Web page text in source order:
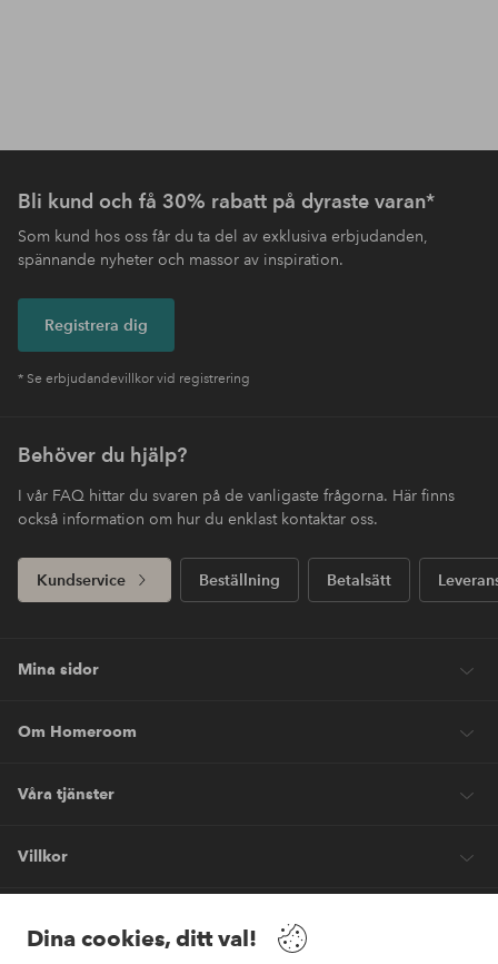
Dina cookies, ditt val!
Bli kund och få 30% rabatt på dyraste varan*
Som kund hos oss får du ta del av exklusiva erbjudanden,
spännande nyheter och massor av inspiration.
Registrera dig
* Se erbjudandevillkor vid registrering
Behöver du hjälp?
I vår FAQ hittar du svaren på de vanligaste frågorna. Här finns
också information om hur du enklast kontaktar oss.
Kundservice Beställning Betalsätt
Mina sidor
Om Homeroom
Våra tjänster
Villkor